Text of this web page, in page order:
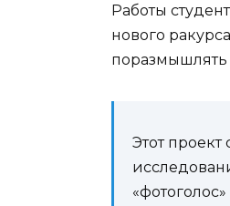
Работы
нового
поразмышлять
Этот